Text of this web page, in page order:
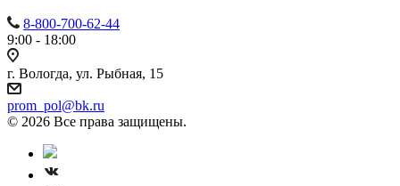
8-800-700-62-44
9:00 - 18:00
г. Вологда, ул. Рыбная, 15
prom_pol@bk.ru
© 2026 Все права защищены.